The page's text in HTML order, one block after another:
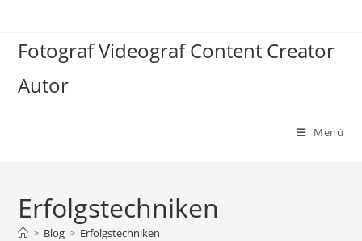
springen
Fotograf Videograf Content Creator
Autor
Menü
Erfolgstechniken
> Blog > Erfolgstechniken